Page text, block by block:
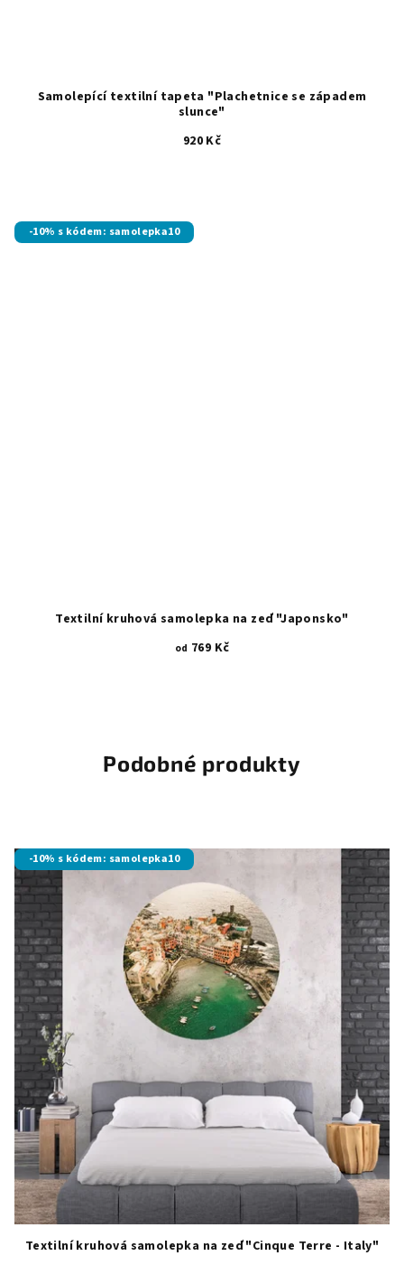
Samolepící textilní tapeta "Plachetnice se západem
slunce"
920 Kč
-10% s kódem: samolepka10
Textilní kruhová samolepka na zeď "Japonsko"
od 769 Kč
Podobné produkty
-10% s kódem: samolepka10
Textilní kruhová samolepka na zeď "Cinque Terre - Italy"